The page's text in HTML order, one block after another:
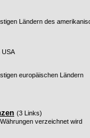
Ländern des
USA
europäischen Ländern
(3 Links)
verzeichnet wird